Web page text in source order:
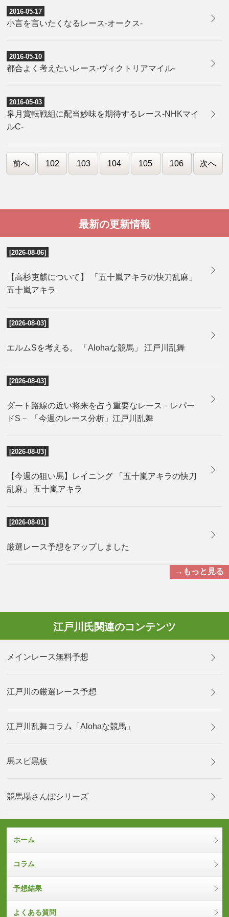
2016-05-17
​小言を言いたくなるレース-オークス-
2016-05-10
都合よく考えたいレース-ヴィクトリアマイル-
2016-05-03
​皐月賞転戦組に配当妙味を期待するレース-NHKマイ
ルC-
前へ 102 103 104 105 106 次へ
最新の更新情報
[2026-08-06]
【高杉吏麒について】 「五十嵐アキラの快刀乱麻」
五十嵐アキラ
[2026-08-03]
エルムSを考える。 「Alohaな競馬」 江戸川乱舞
[2026-08-03]
ダート路線の近い将来を占う重要なレース－レパー
ドS－ 「今週のレース分析」江戸川乱舞
[2026-08-03]
【今週の狙い馬】レイニング 「五十嵐アキラの快刀
乱麻」 五十嵐アキラ
[2026-08-01]
厳選レース予想をアップしました
→もっと見る
江戸川氏関連のコンテンツ
メインレース無料予想
江戸川の厳選レース予想
江戸川乱舞コラム「Alohaな競馬」
馬スピ黒板
競馬場さんぽシリーズ
ホーム
コラム
予想結果
よくある質問